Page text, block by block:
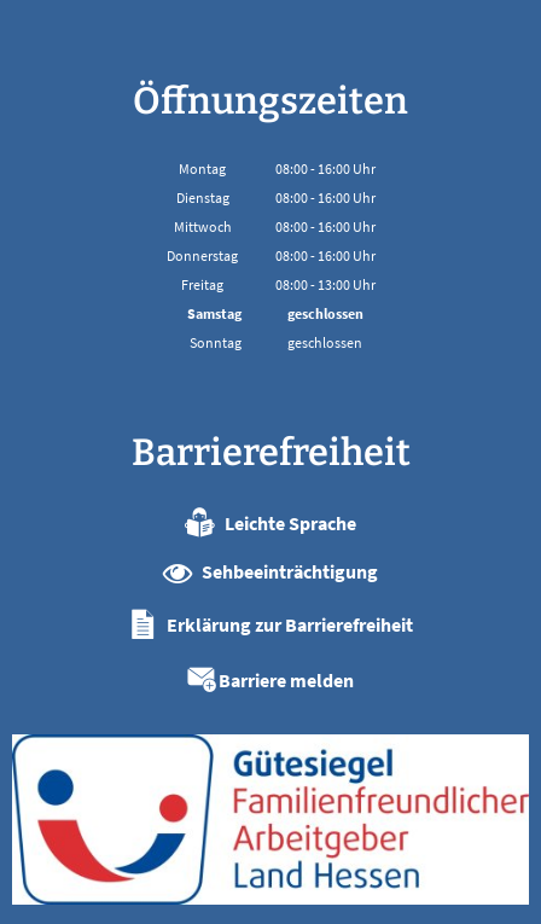
Öffnungszeiten
Montag 08:00- 16:00Uhr
Von 08:00 bis 16:00 Uhr
Dienstag 08:00- 16:00Uhr
Von 08:00 bis 16:00 Uhr
Mittwoch 08:00- 16:00Uhr
Von 08:00 bis 16:00 Uhr
Donnerstag 08:00- 16:00Uhr
Von 08:00 bis 16:00 Uhr
Freitag 08:00- 13:00Uhr
Von 08:00 bis 13:00 Uhr
Samstag
geschlossen
Sonntag
geschlossen
Barrierefreiheit
Leichte Sprache
Sehbeeinträchtigung
Erklärung zur Barrierefreiheit
Barriere melden